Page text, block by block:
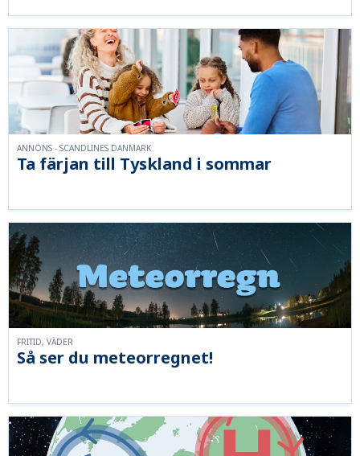
Ta färjan till Tyskland i sommar
ANNONS - SCANDLINES DANMARK
Så ser du meteorregnet!
FRITID, VÄDER